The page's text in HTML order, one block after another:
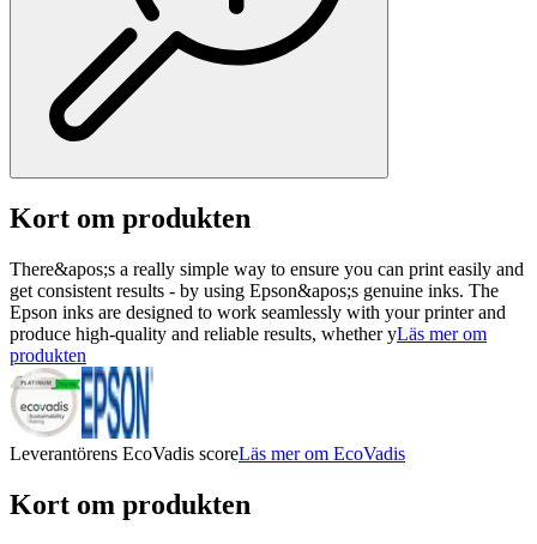
Kort om produkten
There&apos;s a really simple way to ensure you can print easily and
get consistent results - by using Epson&apos;s genuine inks. The
Epson inks are designed to work seamlessly with your printer and
produce high-quality and reliable results, whether yLäs mer om
produkten
Leverantörens EcoVadis scoreLäs mer om EcoVadis
Kort om produkten